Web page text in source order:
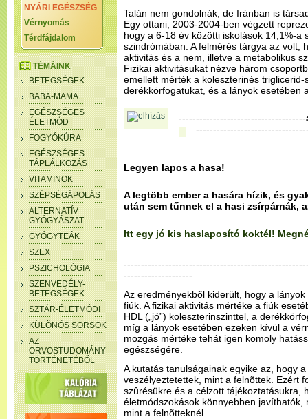
NYÁRI EGÉSZSÉG
Vérnyomás
Térdfájdalom
TÉMÁINK
BETEGSÉGEK
BABA-MAMA
EGÉSZSÉGES
ÉLETMÓD
FOGYÓKÚRA
EGÉSZSÉGES
TÁPLÁLKOZÁS
VITAMINOK
SZÉPSÉGÁPOLÁS
ALTERNATÍV
GYÓGYÁSZAT
GYÓGYTEÁK
SZEX
PSZICHOLÓGIA
SZENVEDÉLY-
BETEGSÉGEK
SZTÁR-ÉLETMÓDI
KÜLÖNÖS SORSOK
AZ
ORVOSTUDOMÁNY
TÖRTÉNETÉBŐL
Talán nem gondolnák, de Iránban is
Egy ottani, 2003-2004-ben végzett
hogy a 6-18 év közötti iskolások 14,1%-a
szindrómában. A felmérés tárgya az volt,
aktivitás és a nem, illetve a metabolikus
Fizikai aktivitásukat nézve három
emellett mérték a koleszterinés triglicerid-
derékkörfogatukat, és a lányok esetében
-------------------------------------
Legyen lapos a hasa!
A legtöbb ember a hasára hízik, és
után sem tűnnek el a hasi zsírpárnák,
Itt egy jó kis haslaposító koktél!
--------------------
Az eredményekbõl kiderült, hogy a
fiúk. A fizikai aktivitás mértéke a fiúk
HDL („jó”) koleszterinszinttel, a
míg a lányok esetében ezeken kívül a
mozgás mértéke tehát igen komoly
egészségére.
A kutatás tanulságainak egyike az, hogy
veszélyeztetettek, mint a felnõttek. Ezért
szûrésükre és a célzott tájékoztatásukra,
életmódszokások könnyebben javíthatók,
mint a felnõtteknél.